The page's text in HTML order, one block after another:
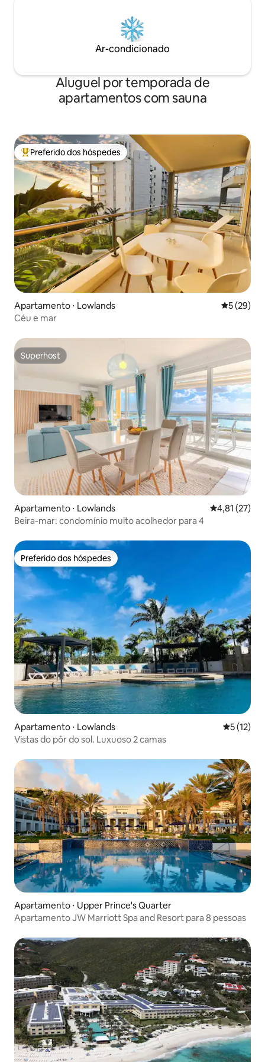
Ar-condicionado
Aluguel por temporada de
apartamentos com sauna
Entre os melhores preferidos dos hóspedes
Preferido dos hóspedes
Apartamento ⋅ Lowlands 5 de uma
5 (29)
Céu e mar
Superhost
Superhost
Apartamento ⋅ Lowlands 4,81 de uma
4,81 (27)
Beira-mar: condomínio muito acolhedor para 4
Preferido dos hóspedes
Preferido dos hóspedes
Apartamento ⋅ Lowlands 5 de uma
5 (12)
Vistas do pôr do sol. Luxuoso 2 camas
Apartamento ⋅ Upper Prince's Quarter
Apartamento JW Marriott Spa and Resort para 8 pessoas